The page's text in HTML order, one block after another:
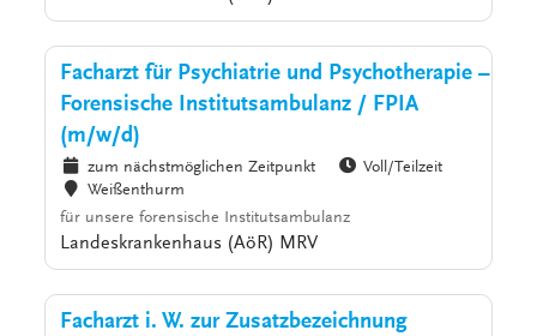
Facharzt für Psychiatrie und Psychotherapie –
Forensische Institutsambulanz / FPIA
(m/w/d)
zum nächstmöglichen Zeitpunkt
Voll/Teilzeit
Weißenthurm
für unsere forensische Institutsambulanz
Landeskrankenhaus (AöR) MRV
Facharzt i. W. zur Zusatzbezeichnung